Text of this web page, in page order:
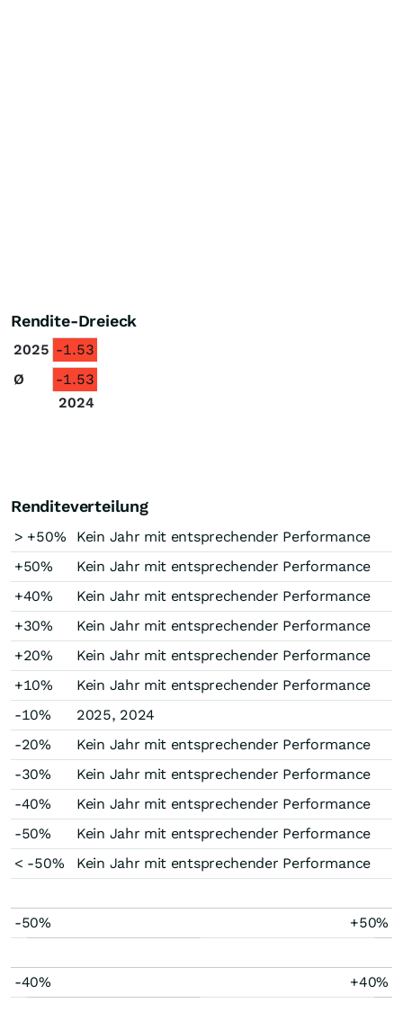
Rendite-Dreieck
2025 -1.53
Ø
-1.53
2024
Renditeverteilung
> +50%
Kein Jahr mit entsprechender Performance
+50%
Kein Jahr mit entsprechender Performance
+40%
Kein Jahr mit entsprechender Performance
+30%
Kein Jahr mit entsprechender Performance
+20%
Kein Jahr mit entsprechender Performance
+10%
Kein Jahr mit entsprechender Performance
-10%
2025, 2024
-20%
Kein Jahr mit entsprechender Performance
-30%
Kein Jahr mit entsprechender Performance
-40%
Kein Jahr mit entsprechender Performance
-50%
Kein Jahr mit entsprechender Performance
< -50%
Kein Jahr mit entsprechender Performance
-50% +50%
-40% +40%